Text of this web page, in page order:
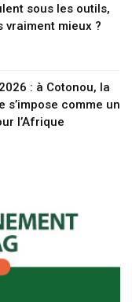
sous les outils,
vraiment mieux ?
: à Cotonou, la
s’impose comme un
l’Afrique